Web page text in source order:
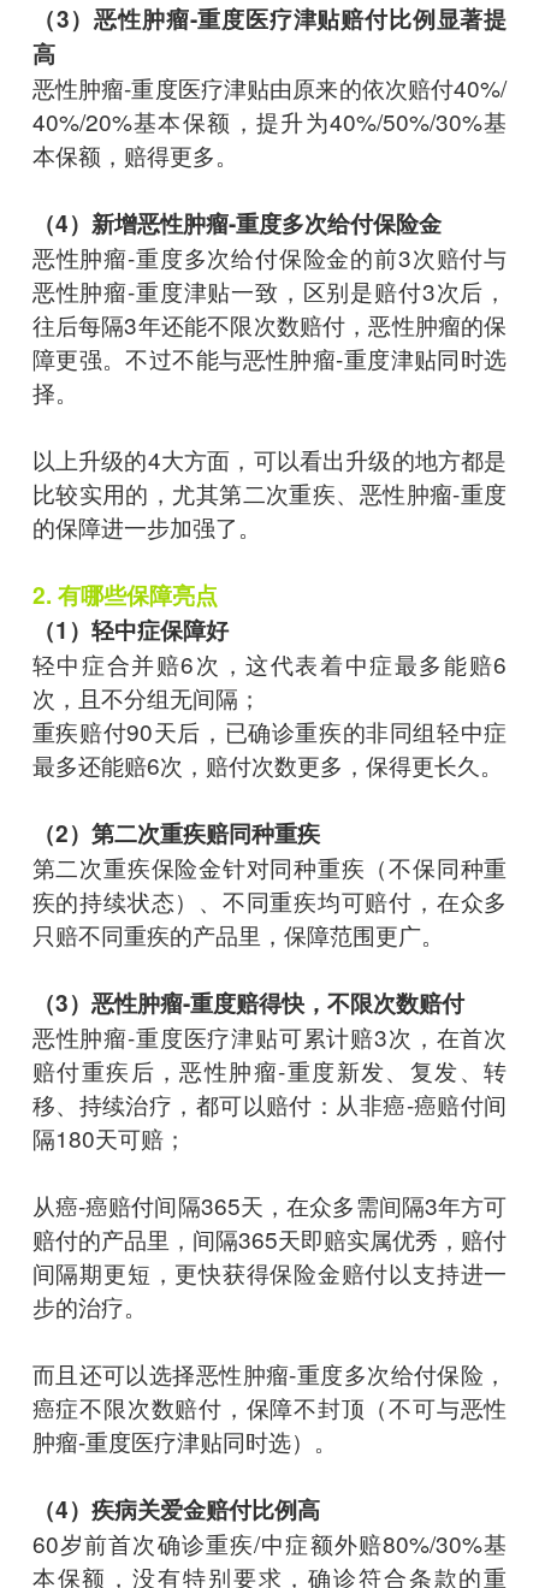
（3）恶性肿瘤-重度医疗津贴赔付比例显著提
高
恶性肿瘤-重度医疗津贴由原来的依次赔付40%/
40%/20%基本保额，提升为40%/50%/30%基
本保额，赔得更多。
（4）新增恶性肿瘤-重度多次给付保险金
恶性肿瘤-重度多次给付保险金的前3次赔付与
恶性肿瘤-重度津贴一致，区别是赔付3次后，
往后每隔3年还能不限次数赔付，恶性肿瘤的保
障更强。不过不能与恶性肿瘤-重度津贴同时选
择。
以上升级的4大方面，可以看出升级的地方都是
比较实用的，尤其第二次重疾、恶性肿瘤-重度
的保障进一步加强了。
2. 有哪些保障亮点
（1）轻中症保障好
轻中症合并赔6次，这代表着中症最多能赔6
次，且不分组无间隔；
重疾赔付90天后，已确诊重疾的非同组轻中症
最多还能赔6次，赔付次数更多，保得更长久。
（2）第二次重疾赔同种重疾
第二次重疾保险金针对同种重疾（不保同种重
疾的持续状态）、不同重疾均可赔付，在众多
只赔不同重疾的产品里，保障范围更广。
（3）恶性肿瘤-重度赔得快，不限次数赔付
恶性肿瘤-重度医疗津贴可累计赔3次，在首次
赔付重疾后，恶性肿瘤-重度新发、复发、转
移、持续治疗，都可以赔付：从非癌-癌赔付间
隔180天可赔；
从癌-癌赔付间隔365天，在众多需间隔3年方可
赔付的产品里，间隔365天即赔实属优秀，赔付
间隔期更短，更快获得保险金赔付以支持进一
步的治疗。
而且还可以选择恶性肿瘤-重度多次给付保险，
癌症不限次数赔付，保障不封顶（不可与恶性
肿瘤-重度医疗津贴同时选）。
（4）疾病关爱金赔付比例高
60岁前首次确诊重疾/中症额外赔80%/30%基
本保额，没有特别要求，确诊符合条款的重